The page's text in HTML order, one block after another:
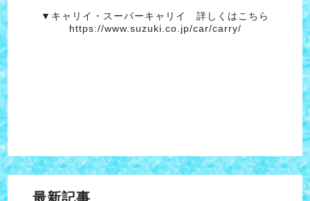
▼キャリイ・スーパーキャリイ 詳しくはこちら
https://www.suzuki.co.jp/car/carry/
最新記事